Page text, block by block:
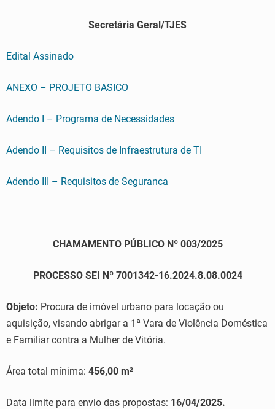
Secretária Geral/TJES
Edital Assinado
ANEXO – PROJETO BASICO
Adendo I – Programa de Necessidades
Adendo II – Requisitos de Infraestrutura de TI
Adendo III – Requisitos de Seguranca
CHAMAMENTO PÚBLICO Nº 003/2025
PROCESSO SEI Nº 7001342-16.2024.8.08.0024
Objeto: Procura de imóvel urbano para locação ou
aquisição, visando abrigar a 1ª Vara de Violência Doméstica
e Familiar contra a Mulher de Vitória.
Área total mínima: 456,00 m²
Data limite para envio das propostas: 16/04/2025.